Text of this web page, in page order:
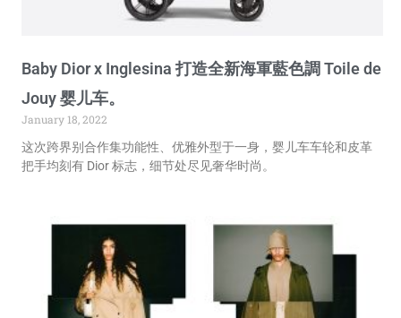
Baby Dior x Inglesina 打造全新海軍藍色調 Toile de
Jouy 婴儿车。
January 18, 2022
这次跨界别合作集功能性、优雅外型于一身，婴儿车车轮和皮革
把手均刻有 Dior 标志，细节处尽见奢华时尚。